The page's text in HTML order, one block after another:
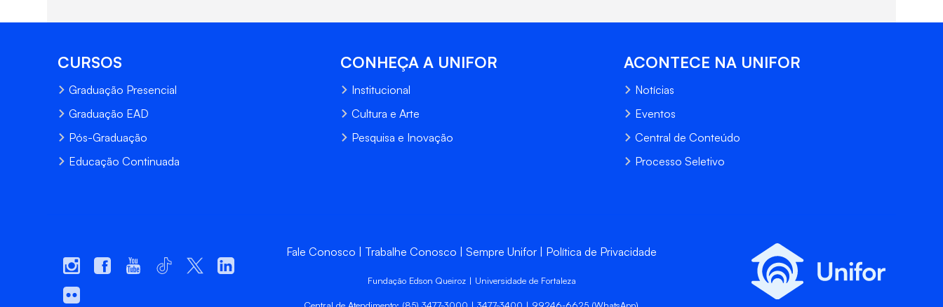
CURSOS
Graduação Presencial
Graduação EAD
Pós-Graduação
Educação Continuada
CONHEÇA A UNIFOR
Institucional
Cultura e Arte
Pesquisa e Inovação
ACONTECE NA UNIFOR
Notícias
Eventos
Central de Conteúdo
Processo Seletivo
Fale Conosco Trabalhe Conosco Sempre Unifor Política de Privacidade
Fundação Edson Queiroz | Universidade de Fortaleza
Central de Atendimento: (85) 3477-3000 | 3477-3400 | 99246-6625 (WhatsApp)